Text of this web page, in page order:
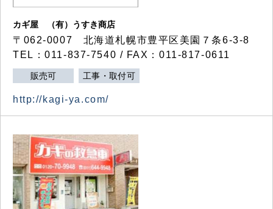
カギ屋 （有）うすき商店
〒062-0007 北海道札幌市豊平区美園７条6-3-8
TEL：011-837-7540 / FAX：011-817-0611
販売可 工事・取付可
http://kagi-ya.com/